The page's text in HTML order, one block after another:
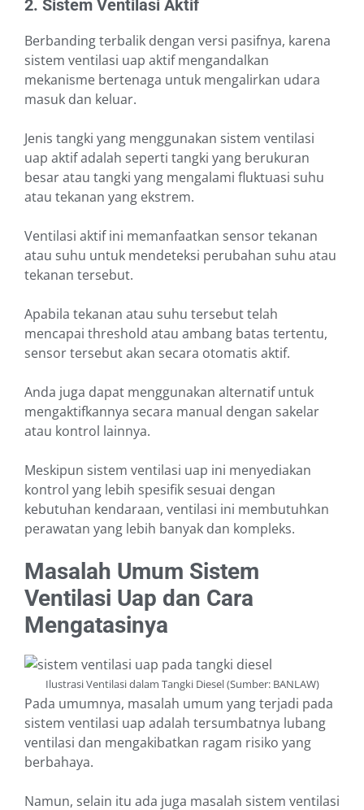
2. Sistem Ventilasi Aktif
Berbanding terbalik dengan versi pasifnya, karena
sistem ventilasi uap aktif mengandalkan
mekanisme bertenaga untuk mengalirkan udara
masuk dan keluar.
Jenis tangki yang menggunakan sistem ventilasi
uap aktif adalah seperti tangki yang berukuran
besar atau tangki yang mengalami fluktuasi suhu
atau tekanan yang ekstrem.
Ventilasi aktif ini memanfaatkan sensor tekanan
atau suhu untuk mendeteksi perubahan suhu atau
tekanan tersebut.
Apabila tekanan atau suhu tersebut telah
mencapai threshold atau ambang batas tertentu,
sensor tersebut akan secara otomatis aktif.
Anda juga dapat menggunakan alternatif untuk
mengaktifkannya secara manual dengan sakelar
atau kontrol lainnya.
Meskipun sistem ventilasi uap ini menyediakan
kontrol yang lebih spesifik sesuai dengan
kebutuhan kendaraan, ventilasi ini membutuhkan
perawatan yang lebih banyak dan kompleks.
Masalah Umum Sistem
Ventilasi Uap dan Cara
Mengatasinya
Ilustrasi Ventilasi dalam Tangki Diesel (Sumber: BANLAW)
Pada umumnya, masalah umum yang terjadi pada
sistem ventilasi uap adalah tersumbatnya lubang
ventilasi dan mengakibatkan ragam risiko yang
berbahaya.
Namun, selain itu ada juga masalah sistem ventilasi